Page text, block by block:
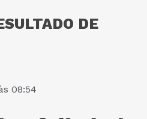
DE
08:54